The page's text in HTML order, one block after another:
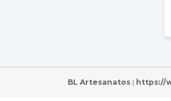
BL Artesanatos | https://